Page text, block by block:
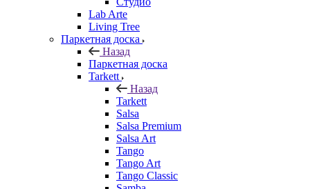
Lab Arte
Living Tree
Паркетная доска
Назад
Паркетная доска
Tarkett
Назад
Tarkett
Salsa
Salsa Premium
Salsa Art
Tango
Tango Art
Tango Classic